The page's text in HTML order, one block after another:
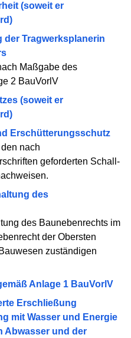
(soweit er
der Tragwerksplanerin
Maßgabe des
2 BauVorlV
(soweit er
Erschütterungsschutz
nach
geforderten Schall-
des
des Baunebenrechts im
der Obersten
zuständigen
Anlage 1 BauVorlV
Erschließung
mit Wasser und Energie
Abwasser und der